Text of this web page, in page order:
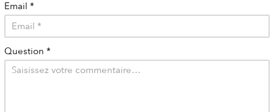
Email *
Question *